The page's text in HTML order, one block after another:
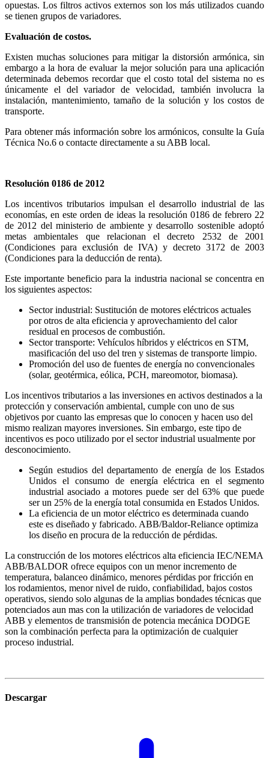
opuestas. Los filtros activos externos son los más utilizados cuando
se tienen grupos de variadores.
Evaluación de costos.
Existen muchas soluciones para mitigar la distorsión armónica, sin
embargo a la hora de evaluar la mejor solución para una aplicación
determinada debemos recordar que el costo total del sistema no es
únicamente el del variador de velocidad, también involucra la
instalación, mantenimiento, tamaño de la solución y los costos de
transporte.
Para obtener más información sobre los armónicos, consulte la Guía
Técnica No.6 o contacte directamente a su ABB local.
Resolución 0186 de 2012
Los incentivos tributarios impulsan el desarrollo industrial de las
economías, en este orden de ideas la resolución 0186 de febrero 22
de 2012 del ministerio de ambiente y desarrollo sostenible adoptó
metas ambientales que relacionan el decreto 2532 de 2001
(Condiciones para exclusión de IVA) y decreto 3172 de 2003
(Condiciones para la deducción de renta).
Este importante beneficio para la industria nacional se concentra en
los siguientes aspectos:
Sector industrial: Sustitución de motores eléctricos actuales
por otros de alta eficiencia y aprovechamiento del calor
residual en procesos de combustión.
Sector transporte: Vehículos híbridos y eléctricos en STM,
masificación del uso del tren y sistemas de transporte limpio.
Promoción del uso de fuentes de energía no convencionales
(solar, geotérmica, eólica, PCH, mareomotor, biomasa).
Los incentivos tributarios a las inversiones en activos destinados a la
protección y conservación ambiental, cumple con uno de sus
objetivos por cuanto las empresas que lo conocen y hacen uso del
mismo realizan mayores inversiones. Sin embargo, este tipo de
incentivos es poco utilizado por el sector industrial usualmente por
desconocimiento.
Según estudios del departamento de energía de los Estados
Unidos el consumo de energía eléctrica en el segmento
industrial asociado a motores puede ser del 63% que puede
ser un 25% de la energía total consumida en Estados Unidos.
La eficiencia de un motor eléctrico es determinada cuando
este es diseñado y fabricado. ABB/Baldor-Reliance optimiza
los diseño en procura de la reducción de pérdidas.
La construcción de los motores eléctricos alta eficiencia IEC/NEMA
ABB/BALDOR ofrece equipos con un menor incremento de
temperatura, balanceo dinámico, menores pérdidas por fricción en
los rodamientos, menor nivel de ruido, confiabilidad, bajos costos
operativos, siendo solo algunas de la amplias bondades técnicas que
potenciados aun mas con la utilización de variadores de velocidad
ABB y elementos de transmisión de potencia mecánica DODGE
son la combinación perfecta para la optimización de cualquier
proceso industrial.
Descargar